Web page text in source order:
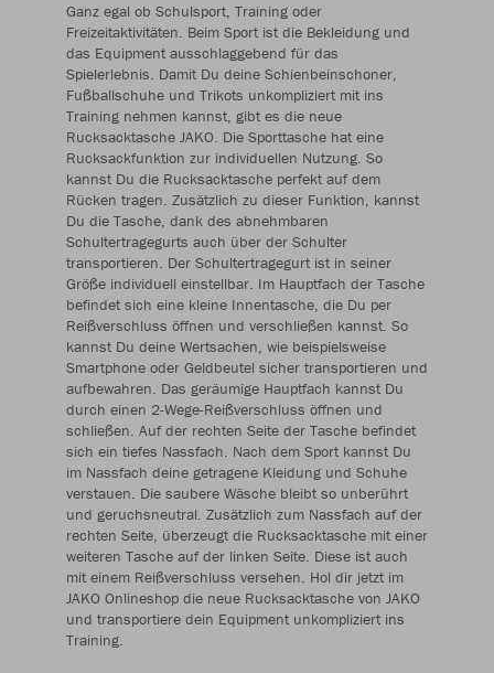
Ganz egal ob Schulsport, Training oder
Freizeitaktivitäten. Beim Sport ist die Bekleidung und
das Equipment ausschlaggebend für das
Spielerlebnis. Damit Du deine Schienbeinschoner,
Fußballschuhe und Trikots unkompliziert mit ins
Training nehmen kannst, gibt es die neue
Rucksacktasche JAKO. Die Sporttasche hat eine
Rucksackfunktion zur individuellen Nutzung. So
kannst Du die Rucksacktasche perfekt auf dem
Rücken tragen. Zusätzlich zu dieser Funktion, kannst
Du die Tasche, dank des abnehmbaren
Schultertragegurts auch über der Schulter
transportieren. Der Schultertragegurt ist in seiner
Größe individuell einstellbar. Im Hauptfach der Tasche
befindet sich eine kleine Innentasche, die Du per
Reißverschluss öffnen und verschließen kannst. So
kannst Du deine Wertsachen, wie beispielsweise
Smartphone oder Geldbeutel sicher transportieren und
aufbewahren. Das geräumige Hauptfach kannst Du
durch einen 2-Wege-Reißverschluss öffnen und
schließen. Auf der rechten Seite der Tasche befindet
sich ein tiefes Nassfach. Nach dem Sport kannst Du
im Nassfach deine getragene Kleidung und Schuhe
verstauen. Die saubere Wäsche bleibt so unberührt
und geruchsneutral. Zusätzlich zum Nassfach auf der
rechten Seite, überzeugt die Rucksacktasche mit einer
weiteren Tasche auf der linken Seite. Diese ist auch
mit einem Reißverschluss versehen. Hol dir jetzt im
JAKO Onlineshop die neue Rucksacktasche von JAKO
und transportiere dein Equipment unkompliziert ins
Training.